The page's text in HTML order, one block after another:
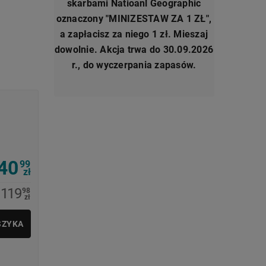
skarbami Natioanl Geographic
oznaczony "MINIZESTAW ZA 1 ZŁ",
a zapłacisz za niego 1 zł. Mieszaj
dowolnie. Akcja trwa do 30.09.2026
r., do wyczerpania zapasów.
99
zł
11998
zł